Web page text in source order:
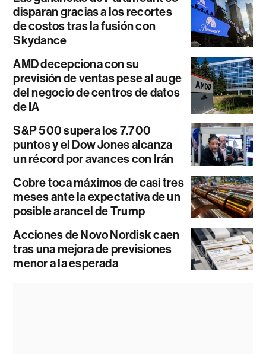
disparan gracias a los recortes
de costos tras la fusión con
Skydance
AMD decepciona con su
previsión de ventas pese al auge
del negocio de centros de datos
de IA
S&P 500 supera los 7.700
puntos y el Dow Jones alcanza
un récord por avances con Irán
Cobre toca máximos de casi tres
meses ante la expectativa de un
posible arancel de Trump
Acciones de Novo Nordisk caen
tras una mejora de previsiones
menor a la esperada